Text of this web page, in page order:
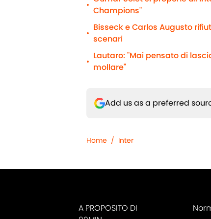
• Champions"
•
Bisseck e Carlos Augusto
scenari
•
Lautaro: "Mai pensato di
mollare"
Add us as a preferred
Home / Inter
A PROPOSITO DI